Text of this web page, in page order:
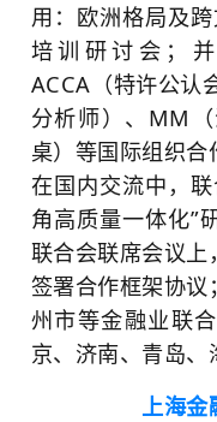
用：欧洲格局及
培训研讨会；
ACCA（特许公认
分析师）、MM
桌）等国际组织合
在国内交流中，
角高质量一体化”
联合会联席会议
签署合作框架协议
州市等金融业联
京、济南、青岛、
上海金